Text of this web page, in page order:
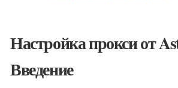
Настройка прокси от
Введение